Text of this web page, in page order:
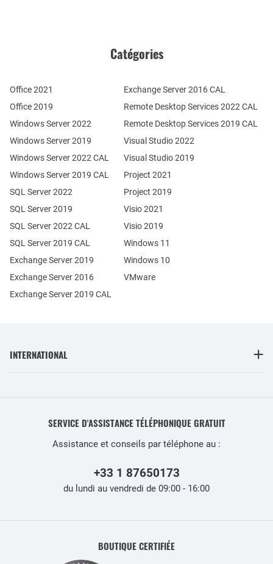
Catégories
Office 2021
Office 2019
Windows Server 2022
Windows Server 2019
Exchange Server 2019
Exchange Server 2016
SQL Server 2022
SQL Server 2019
Windows Server 2022 CAL
Windows Server 2019 CAL
SQL Server 2022 CAL
SQL Server 2019 CAL
Remote Desktop Services 2022 CAL
Remote Desktop Services 2019 CAL
Exchange Server 2019 CAL
Exchange Server 2016 CAL
Visual Studio 2022
Visual Studio 2019
Project 2021
Project 2019
Visio 2021
Visio 2019
Windows 11
Windows 10
VMware
INTERNATIONAL
SERVICE D'ASSISTANCE TÉLÉPHONIQUE GRATUIT
Assistance et conseils par téléphone au :
+33 1 87650173
du lundi au vendredi de 09:00 - 16:00
BOUTIQUE CERTIFIÉE